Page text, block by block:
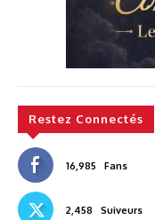
Restez Connectés
16,985 Fans
2,458 Suiveurs